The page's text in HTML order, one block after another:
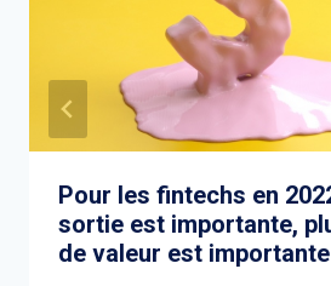
Pour les fintechs en
sortie est importante,
de valeur est importante